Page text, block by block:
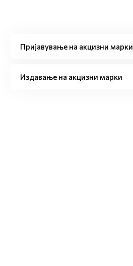
Пријавување на акцизни марки
Издавање на акцизни марки